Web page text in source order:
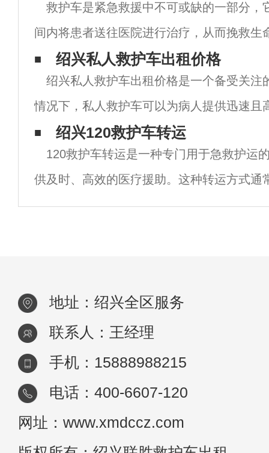
救护车是紧急救援中不可或缺的一部分，
间内将患者送往医院进行治疗，从而挽救生
些地区，救护车的数量有限，导致很多患者
治。为了解决这一问题，一些城市开始出现
绍兴私人救护车出租价格
绍兴私人救护车出租价格是一个备受关注
情况下，私人救护车可以为病人提供迅速且
服务。然而，由于市场竞争激烈，私人救护
为昂贵。绍兴私人救护车出租价格的高昂主
绍兴120救护车转运
120救护车转运是一种专门用于急救护运
供及时、高效的医疗援助。这种转运方式通
人员驾驶和护理，以确保患者在转运过程中
地址：绍兴全区服务
联系人：王经理
手机：15888988215
电话：400-6607-120
网址：www.xmdccz.com